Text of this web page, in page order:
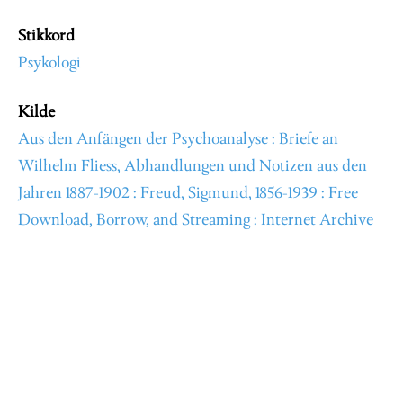
Stikkord
Psykologi
Kilde
Aus den Anfängen der Psychoanalyse : Briefe an
Wilhelm Fliess, Abhandlungen und Notizen aus den
Jahren 1887-1902 : Freud, Sigmund, 1856-1939 : Free
Download, Borrow, and Streaming : Internet Archive